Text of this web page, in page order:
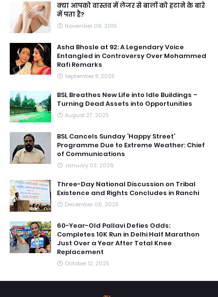
क्या आपको वास्तव में लेजर से बालों को हटाने के बारे
में पता है?
November 09, 2019
Asha Bhosle at 92: A Legendary Voice
Entangled in Controversy Over Mohammed
Rafi Remarks
September 11, 2025
BSL Breathes New Life into Idle Buildings –
Turning Dead Assets into Opportunities
August 27, 2025
BSL Cancels Sunday ‘Happy Street’
Programme Due to Extreme Weather: Chief
of Communications
January 03, 2026
Three-Day National Discussion on Tribal
Existence and Rights Concludes in Ranchi
December 06, 2025
60-Year-Old Pallavi Defies Odds:
Completes 10K Run in Delhi Half Marathon
Just Over a Year After Total Knee
Replacement
October 12, 2025